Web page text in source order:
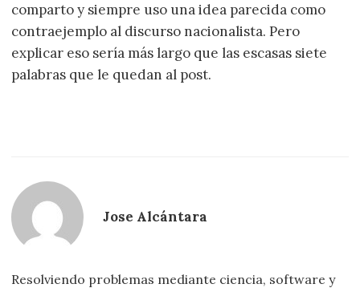
comparto y siempre uso una idea parecida como
contraejemplo al discurso nacionalista. Pero
explicar eso sería más largo que las escasas siete
palabras que le quedan al post.
Jose Alcántara
Resolviendo problemas mediante ciencia, software y